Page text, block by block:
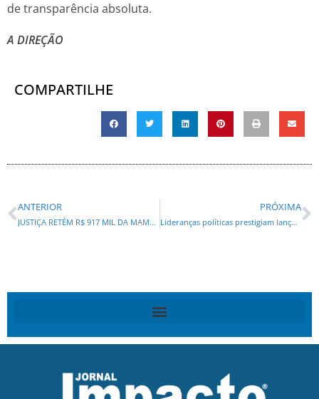
de transparência absoluta.
A DIREÇÃO
COMPARTILHE
ANTERIOR
JUSTIÇA RETÉM R$ 917 MIL DA MAMATA, MAS MANTÉM R$ 7,6 MILHÕES A MAURICINHO SEM TRABALHAR
PRÓXIMA
Lideranças políticas prestigiam lançamento do livro de ex-ministro Borges da Silveira na Assembleia